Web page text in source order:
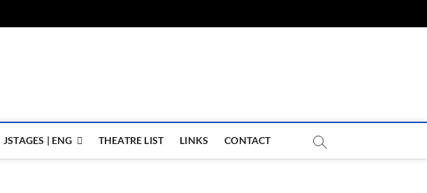
JSTAGES | ENG THEATRE LIST LINKS CONTACT